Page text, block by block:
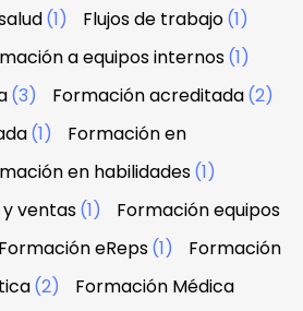
(1) Flujos de trabajo(1)
a equipos internos(1)
(3) Formación acreditada(2)
(1)
Formación en
en habilidades(1)
ventas(1)
Formación equipos
Formación eReps(1)
Formación
(2)
Formación Médica